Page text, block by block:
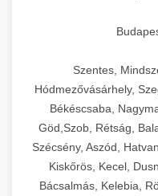
Hatékony
chef-
professzionális
kapacitású sütő-
chef-
❄️ 25. Ipari
Professzionális
💧 26. Ipari
Kereskedelmi
Szentes,
Hódmezővásárhely,
Békéscsaba,
Göd,Szob, Rétság,
Szécsény, Aszód,
Kiskőrös, Kecel,
Bácsalmás, Kelebia,